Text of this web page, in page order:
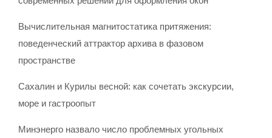
Вычислительная магнитостатика притяжения:
поведенческий аттрактор архива в фазовом
пространстве
Сахалин и Курилы весной: как сочетать экскурсии,
море и гастроопыт
Минэнерго назвало число проблемных угольных